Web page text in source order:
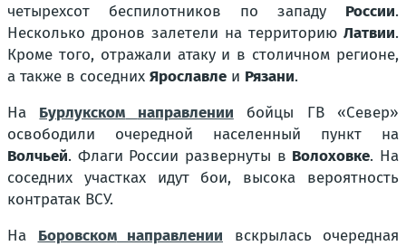
четырехсот беспилотников по западу России.
Несколько дронов залетели на территорию Латвии.
Кроме того, отражали атаку и в столичном регионе,
а также в соседних Ярославле и Рязани.
На Бурлукском направлении бойцы ГВ «Север»
освободили очередной населенный пункт на
Волчьей. Флаги России развернуты в Волоховке. На
соседних участках идут бои, высока вероятность
контратак ВСУ.
На Боровском направлении вскрылась очередная